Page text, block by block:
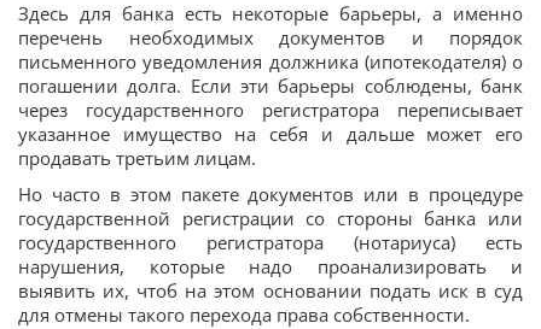
Здесь для банка есть некоторые барьеры, а именно
перечень необходимых документов и порядок
письменного уведомления должника (ипотекодателя) о
погашении долга. Если эти барьеры соблюдены, банк
через государственного регистратора переписывает
указанное имущество на себя и дальше может его
продавать третьим лицам.
Но часто в этом пакете документов или в процедуре
государственной регистрации со стороны банка или
государственного регистратора (нотариуса) есть
нарушения, которые надо проанализировать и
выявить их, чтоб на этом основании подать иск в суд
для отмены такого перехода права собственности.